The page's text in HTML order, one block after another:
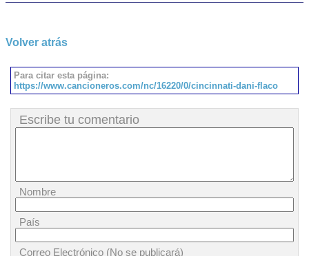
Volver atrás
Para citar esta página:
https://www.cancioneros.com/nc/16220/0/cincinnati-dani-flaco
Escribe tu comentario
Nombre
País
Correo Electrónico (No se publicará)